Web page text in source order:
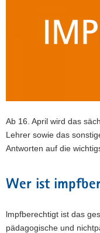
t
Ab 16. April wird das
Lehrer sowie das
Antworten auf die
Wer ist
lmpfberechtigt ist das
pädagogische und